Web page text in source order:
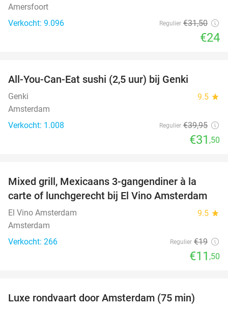
Amersfoort
Verkocht: 9.096
Regulier €31,50
€24
All-You-Can-Eat sushi (2,5 uur) bij Genki
Genki 9.5 star
Amsterdam
Verkocht: 1.008
Regulier €39,95
€31 ,50
Mixed grill, Mexicaans 3-gangendiner à la
carte of lunchgerecht bij El Vino Amsterdam
El Vino Amsterdam 9.5 star
Amsterdam
Verkocht: 266
Regulier €19
€11 ,50
Luxe rondvaart door Amsterdam (75 min)